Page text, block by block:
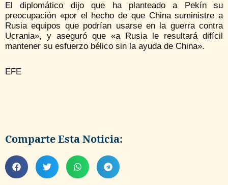
El diplomático dijo que ha planteado a Pekín su
preocupación «por el hecho de que China suministre a
Rusia equipos que podrían usarse en la guerra contra
Ucrania», y aseguró que «a Rusia le resultará difícil
mantener su esfuerzo bélico sin la ayuda de China».
EFE
Comparte Esta Noticia: